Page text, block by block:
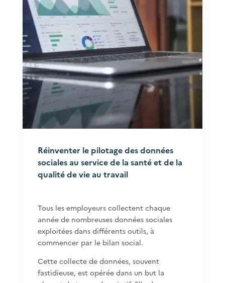
Réinventer le pilotage des données
sociales au service de la santé et de la
qualité de vie au travail
Tous les employeurs collectent chaque
année de nombreuses données sociales
exploitées dans différents outils, à
commencer par le bilan social.
Cette collecte de données, souvent
fastidieuse, est opérée dans un but la